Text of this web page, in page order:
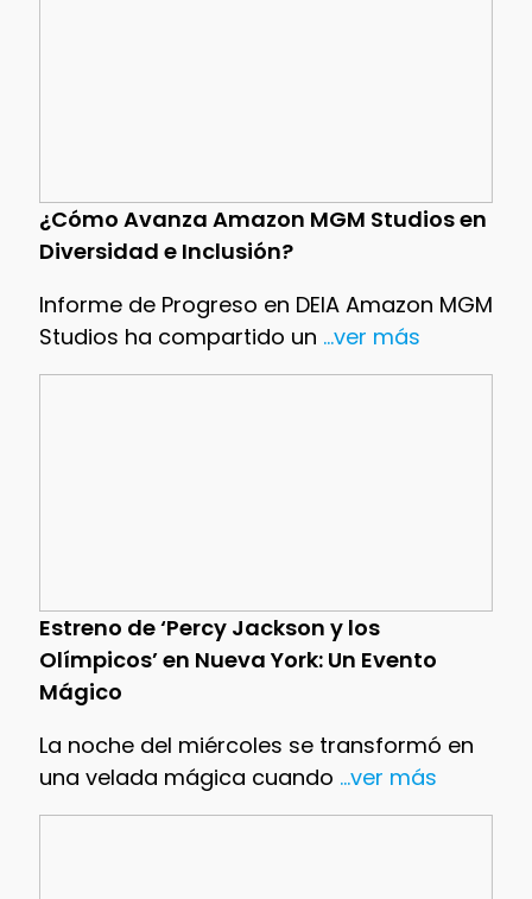
¿Cómo Avanza Amazon MGM Studios en
Diversidad e Inclusión?
Informe de Progreso en DEIA Amazon MGM
Studios ha compartido un ...ver más
Estreno de ‘Percy Jackson y los
Olímpicos’ en Nueva York: Un Evento
Mágico
La noche del miércoles se transformó en
una velada mágica cuando ...ver más